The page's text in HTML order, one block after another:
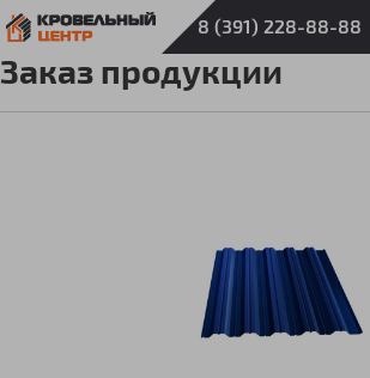
8 (391) 228-88-88
Заказ продукции